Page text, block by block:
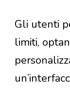
Gli utenti
limiti,